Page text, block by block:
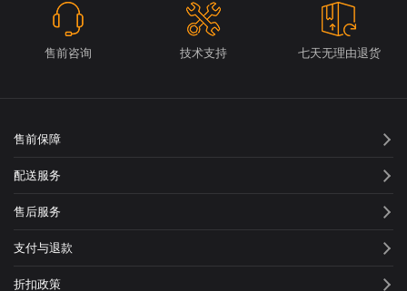
售前咨询 技术支持 七天无理由退货
售前保障
配送服务
售后服务
支付与退款
折扣政策